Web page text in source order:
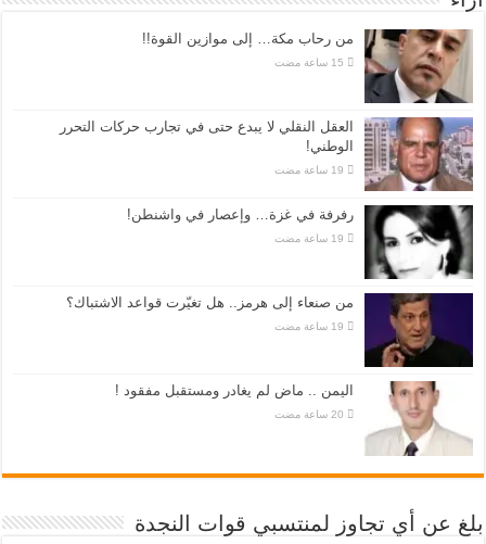
من رحاب مكة… إلى موازين القوة!!
العقل النقلي لا يبدع حتى في تجارب حركات التحرر
الوطني!
رفرفة في غزة… وإعصار في واشنطن!
من صنعاء إلى هرمز.. هل تغيّرت قواعد الاشتباك؟
اليمن .. ماض لم يغادر ومستقبل مفقود !
بلغ عن أي تجاوز لمنتسبي قوات النجدة